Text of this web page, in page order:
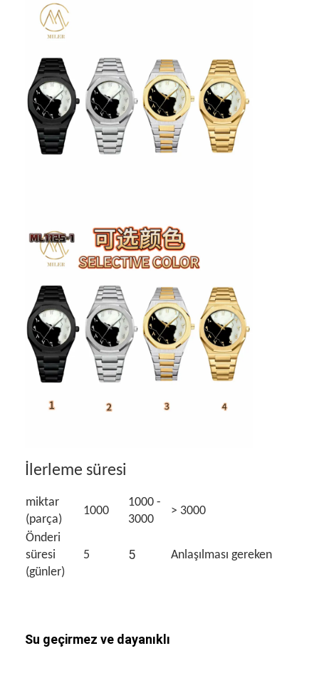
Silikon Kemerli Saat
Kadın Kuvars Saati
Erkek Kuvars Saati
Kuvars ışık saati
Dijital Spor Saati
Watch yedek parçaları
Saat Kayışı Yedek Parçaları
İlerleme süresi
miktar
(parça)
1000
1000 -
3000
> 3000
Önderi
süresi
(günler)
5 5 Anlaşılması gereken
Su geçirmez ve dayanıklı